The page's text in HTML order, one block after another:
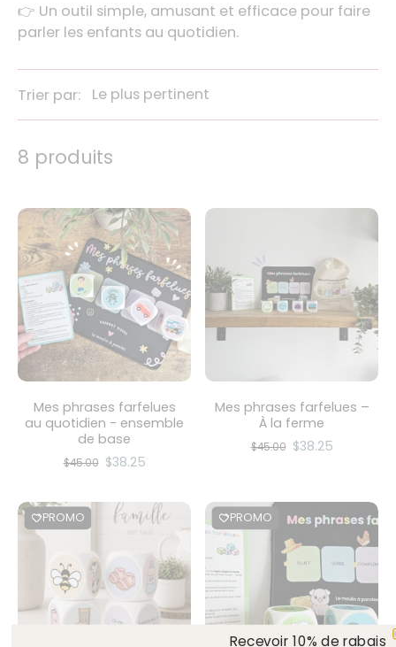
👉 Un outil simple, amusant et efficace pour faire
parler les enfants au quotidien.
Trier par:
8 produits
Mes phrases farfelues
au quotidien - ensemble
de base
$45.00 $38.25
Mes phrases farfelues –
À la ferme
$45.00 $38.25
PROMO PROMO
Recevoir 10% de rabais